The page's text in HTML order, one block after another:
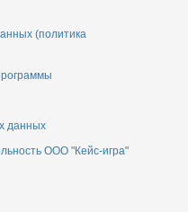
(политика
данных
ООО "Кейс-игра"